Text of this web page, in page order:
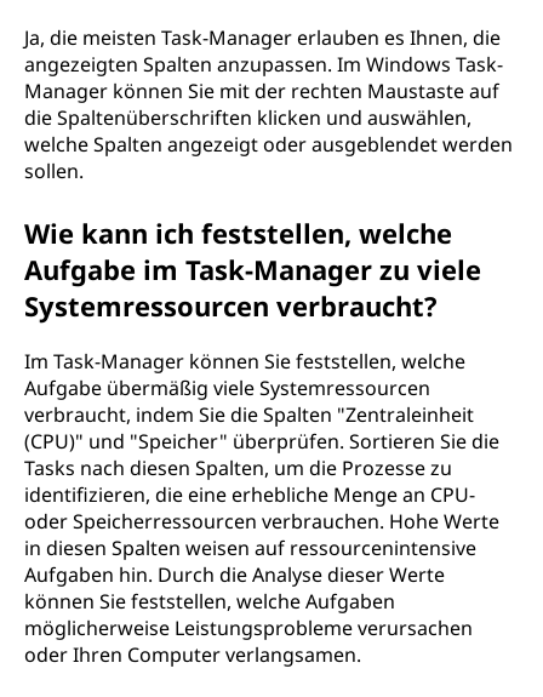
Ja, die meisten Task-Manager erlauben es Ihnen, die
angezeigten Spalten anzupassen. Im Windows Task-
Manager können Sie mit der rechten Maustaste auf
die Spaltenüberschriften klicken und auswählen,
welche Spalten angezeigt oder ausgeblendet werden
sollen.
Wie kann ich feststellen, welche
Aufgabe im Task-Manager zu viele
Systemressourcen verbraucht?
Im Task-Manager können Sie feststellen, welche
Aufgabe übermäßig viele Systemressourcen
verbraucht, indem Sie die Spalten "Zentraleinheit
(CPU)" und "Speicher" überprüfen. Sortieren Sie die
Tasks nach diesen Spalten, um die Prozesse zu
identifizieren, die eine erhebliche Menge an CPU-
oder Speicherressourcen verbrauchen. Hohe Werte
in diesen Spalten weisen auf ressourcenintensive
Aufgaben hin. Durch die Analyse dieser Werte
können Sie feststellen, welche Aufgaben
möglicherweise Leistungsprobleme verursachen
oder Ihren Computer verlangsamen.